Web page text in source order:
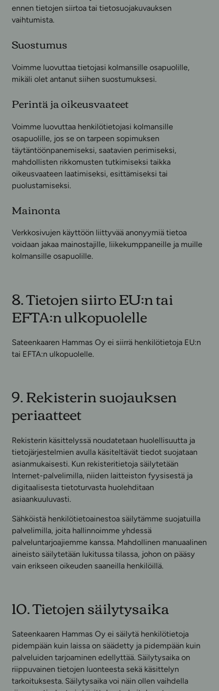
ennen tietojen siirtoa tai tietosuojakuvauksen
vaihtumista.
Suostumus
Voimme luovuttaa tietojasi kolmansille osapuolille,
mikäli olet antanut siihen suostumuksesi.
Perintä ja oikeusvaateet
Voimme luovuttaa henkilötietojasi kolmansille
osapuolille, jos se on tarpeen sopimuksen
täytäntöönpanemiseksi, saatavien perimiseksi,
mahdollisten rikkomusten tutkimiseksi taikka
oikeusvaateen laatimiseksi, esittämiseksi tai
puolustamiseksi.
Mainonta
Verkkosivujen käyttöön liittyvää anonyymiä tietoa
voidaan jakaa mainostajille, liikekumppaneille ja muille
kolmansille osapuolille.
8. Tietojen siirto EU:n tai
EFTA:n ulkopuolelle
Sateenkaaren Hammas Oy ei siirrä henkilötietoja EU:n
tai EFTA:n ulkopuolelle.
9. Rekisterin suojauksen
periaatteet
Rekisterin käsittelyssä noudatetaan huolellisuutta ja
tietojärjestelmien avulla käsiteltävät tiedot suojataan
asianmukaisesti. Kun rekisteritietoja säilytetään
Internet-palvelimilla, niiden laitteiston fyysisestä ja
digitaalisesta tietoturvasta huolehditaan
asiaankuuluvasti.
Sähköistä henkilötietoainestoa säilytämme suojatuilla
palvelimilla, joita hallinnoimme yhdessä
palveluntarjoajiemme kanssa. Mahdollinen manuaalinen
aineisto säilytetään lukitussa tilassa, johon on pääsy
vain erikseen oikeuden saaneilla henkilöillä.
10. Tietojen säilytysaika
Sateenkaaren Hammas Oy ei säilytä henkilötietoja
pidempään kuin laissa on säädetty ja pidempään kuin
palveluiden tarjoaminen edellyttää. Säilytysaika on
riippuvainen tietojen luonteesta sekä käsittelyn
tarkoituksesta. Säilytysaika voi näin ollen vaihdella